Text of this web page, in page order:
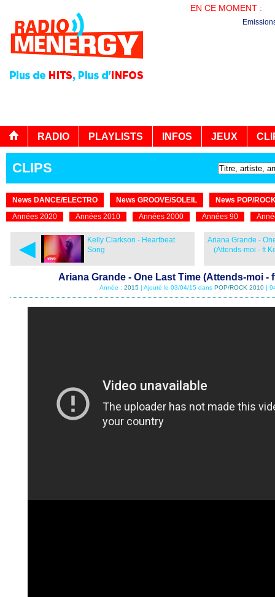
EN CE MOMENT :
RADIO PLAYLISTS INFOS JEUX
CLIPS
News DANCE/ELECTRO News GROOVE/SOLEIL
News POP/
Années 2020
Années 2010 Années 2000 Années 90
◄
Kelly Clarkson - Heartbeat
Song
Ariana Grande -
(Attends-moi - ft
Ariana Grande - One Last Time (Attends-moi -
Année : 2015| Ajouté le 03/04/15 dans POP/ROCK 2010|